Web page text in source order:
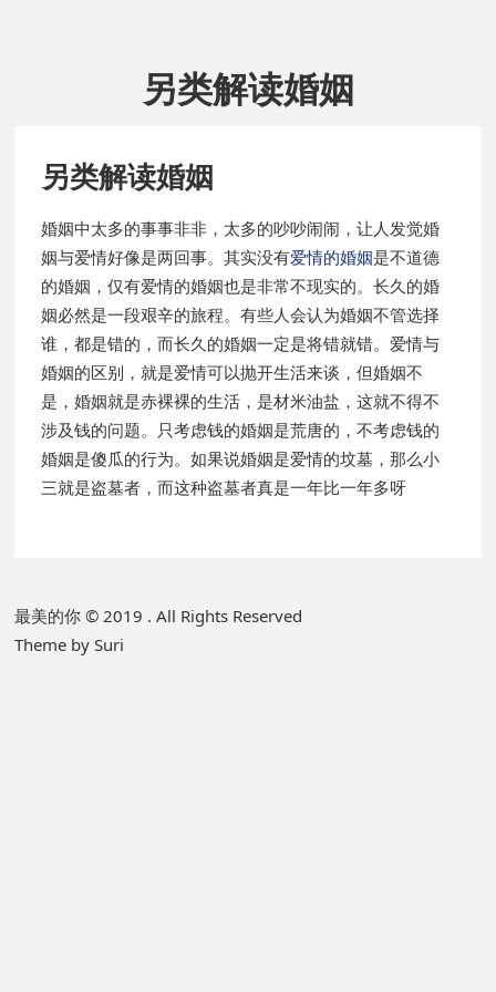
另类解读婚姻
另类解读婚姻
婚姻中太多的事事非非，太多的吵吵闹闹，让人发觉婚
姻与爱情好像是两回事。其实没有爱情的婚姻是不道德
的婚姻，仅有爱情的婚姻也是非常不现实的。长久的婚
姻必然是一段艰辛的旅程。有些人会认为婚姻不管选择
谁，都是错的，而长久的婚姻一定是将错就错。爱情与
婚姻的区别，就是爱情可以抛开生活来谈，但婚姻不
是，婚姻就是赤裸裸的生活，是材米油盐，这就不得不
涉及钱的问题。只考虑钱的婚姻是荒唐的，不考虑钱的
婚姻是傻瓜的行为。如果说婚姻是爱情的坟墓，那么小
三就是盗墓者，而这种盗墓者真是一年比一年多呀
P
r
最美的你 © 2019 . All Rights Reserved
Theme by Suri